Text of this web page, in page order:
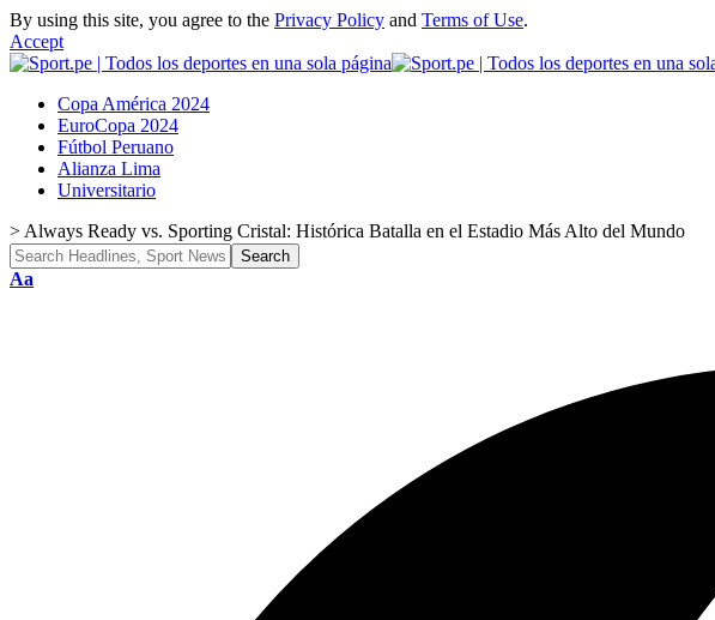
By using this site, you agree to the Privacy Policy and Terms of Use.
Accept
Copa América 2024
EuroCopa 2024
Fútbol Peruano
Alianza Lima
Universitario
> Always Ready vs. Sporting Cristal: Histórica Batalla en el Estadio Más Alto del Mundo
Font
Aa